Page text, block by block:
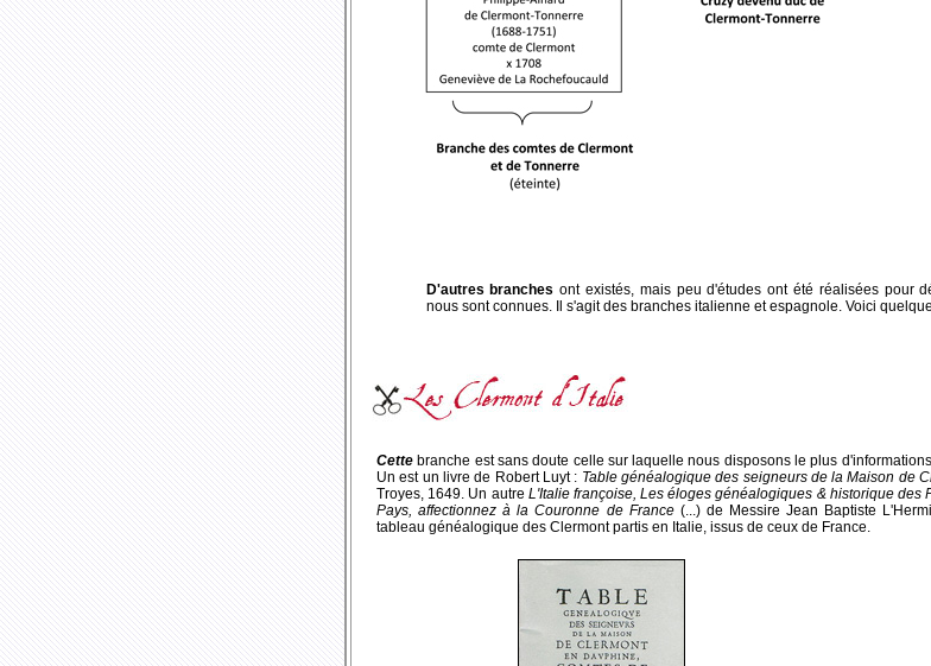
D'autres branches ont existés, mais peu d'études ont été réalisées pour
nous sont connues. Il s'agit des branches italienne et espagnole. Voici
Cette branche est sans doute celle sur laquelle nous disposons le plus
Un est un livre de Robert Luyt : Table généalogique des seigneurs de la Maison de
Troyes, 1649. Un autre L'Italie françoise, Les éloges généalogiques & historique des
Pays, affectionnez à la Couronne de France(...) de Messire Jean Baptiste
tableau généalogique des Clermont partis en Italie, issus de ceux de France.